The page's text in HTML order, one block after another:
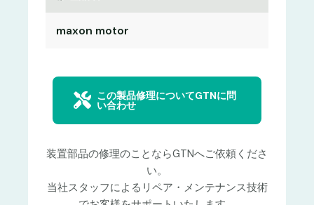
maxon motor
この製品修理についてGTNに問
い合わせ
装置部品の修理のことならGTNへご依頼くださ
い。
当社スタッフによるリペア・メンテナンス技術